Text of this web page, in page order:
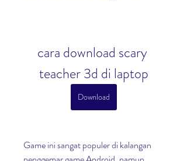
cara download scary
teacher 3d di laptop
Download
Game ini sangat populer di kalangan